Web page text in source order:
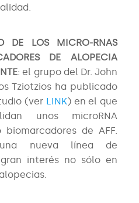
DE LOS MICRO-RNAS
DE ALOPECIA
: el grupo del Dr. John
Tziotzios ha publicado
(ver LINK) en el que
unos microRNA
de AFF.
nueva línea de
interés no sólo en